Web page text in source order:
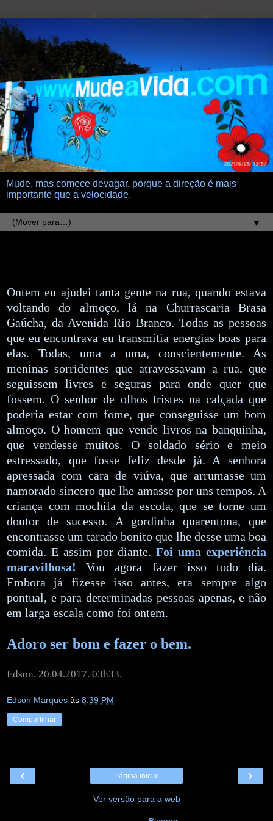
Mude, mas comece devagar, porque a direção é mais
importante que a velocidade.
▼
Ontem eu ajudei tanta gente na rua, quando estava
voltando do almoço, lá na Churrascaria Brasa
Gaúcha, da Avenida Rio Branco. Todas as pessoas
que eu encontrava eu transmitia energias boas para
elas. Todas, uma a uma, conscientemente. As
meninas sorridentes que atravessavam a rua, que
seguissem livres e seguras para onde quer que
fossem. O senhor de olhos tristes na calçada que
poderia estar com fome, que conseguisse um bom
almoço. O homem que vende livros na banquinha,
que vendesse muitos. O soldado sério e meio
estressado, que fosse feliz desde já. A senhora
apressada com cara de viúva, que arrumasse um
namorado sincero que lhe amasse por uns tempos. A
criança com mochila da escola, que se torne um
doutor de sucesso. A gordinha quarentona, que
encontrasse um tarado bonito que lhe desse uma boa
comida. E assim por diante.Foi uma experiência
maravilhosa! Vou agora fazer isso todo dia.
Embora já fizesse isso antes, era sempre algo
pontual, e para determinadas pessoas apenas, e não
em larga escala como foi ontem.
Adoro ser bom e fazer o bem.
Edson. 20.04.2017. 03h33.
Edson Marques às 8:39 PM
Compartilhar
‹ ›
Página inicial
Ver versão para a web